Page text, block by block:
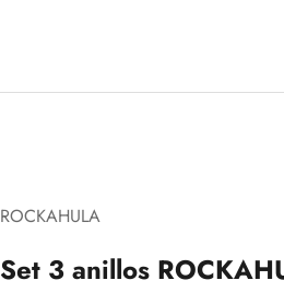
ROCKAHULA
Set 3 anillos